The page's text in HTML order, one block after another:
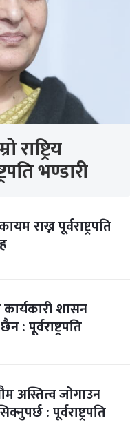
भण्डारी
राख्न पूर्वराष्ट्रपति
कार्यकारी शासन
: पूर्वराष्ट्रपति
अस्तित्व जोगाउन
: पूर्वराष्ट्रपति